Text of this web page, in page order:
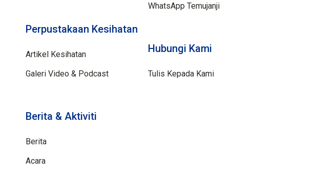
Perpustakaan Kesihatan
Artikel Kesihatan
Galeri Video & Podcast
Berita & Aktiviti
Berita
Acara
WhatsApp Temujanji
Hubungi Kami
Tulis Kepada Kami